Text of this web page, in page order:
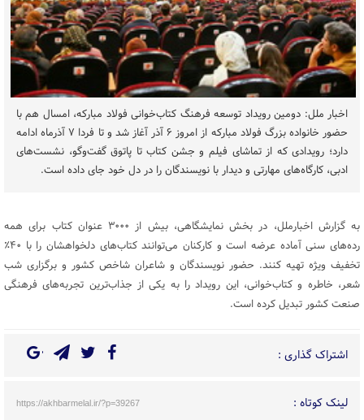
اخبار ملل: دومین رویداد توسعه فرهنگ کتاب‌خوانی فولاد مبارکه، امسال هم با
حضور خانواده بزرگ فولاد مبارکه از امروز ۶ آذر آغاز شد و تا فردا ۷ آذرماه ادامه
دارد؛ رویدادی که از تماشای فیلم و جشن کتاب تا پاتوق گفت‌وگو، نشست‌های
ادبی، کارگاه‌های مهارتی و دیدار با نویسندگان را در دل خود جای داده است.
به گزارش اخبارملل، در بخش نمایشگاهی، بیش از ۳۰۰۰ عنوان کتاب برای همه
رده‌های سنی آماده عرضه است و کارکنان می‌توانند کتاب‌های دلخواهشان را با ۴۰٪
تخفیف ویژه تهیه کنند. حضور نویسندگان و شاعران شاخص کشور و برگزاری شب
شعر، خاطره و کتاب‌خوانی، این رویداد را به یکی از جذاب‌ترین تجربه‌های فرهنگی
صنعت کشور تبدیل کرده است.
اشتراک گذاری :
لینک کوتاه : https://akhbarmelal.ir/?p=39267